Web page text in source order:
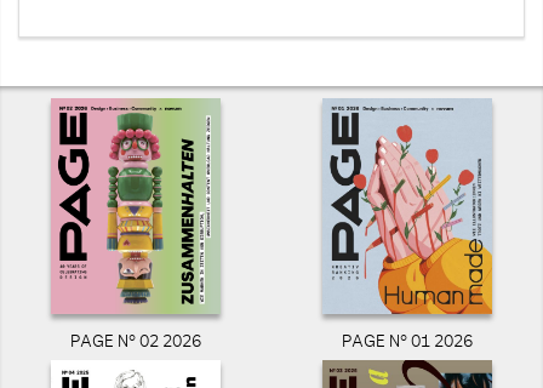
PAGE N° 02 2026 PAGE N° 01 2026